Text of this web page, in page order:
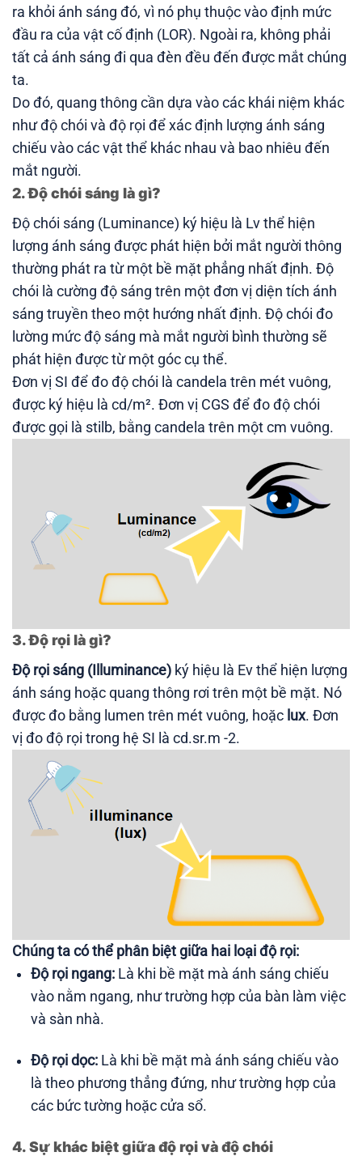
ra khỏi ánh sáng đó, vì nó phụ thuộc vào định mức
đầu ra của vật cố định (LOR). Ngoài ra, không phải
tất cả ánh sáng đi qua đèn đều đến được mắt chúng
ta.
Do đó, quang thông cần dựa vào các khái niệm khác
như độ chói và độ rọi để xác định lượng ánh sáng
chiếu vào các vật thể khác nhau và bao nhiêu đến
mắt người.
2. Độ chói sáng là gì?
Độ chói sáng (Luminance) ký hiệu là Lv thể hiện
lượng ánh sáng được phát hiện bởi mắt người thông
thường phát ra từ một bề mặt phẳng nhất định. Độ
chói là cường độ sáng trên một đơn vị diện tích ánh
sáng truyền theo một hướng nhất định. Độ chói đo
lường mức độ sáng mà mắt người bình thường sẽ
phát hiện được từ một góc cụ thể.
Đơn vị SI để đo độ chói là candela trên mét vuông,
được ký hiệu là cd/m². Đơn vị CGS để đo độ chói
được gọi là stilb, bằng candela trên một cm vuông.
3. Độ rọi là gì?
Độ rọi sáng (Illuminance) ký hiệu là Ev thể hiện lượng
ánh sáng hoặc quang thông rơi trên một bề mặt. Nó
được đo bằng lumen trên mét vuông, hoặc lux. Đơn
vị đo độ rọi trong hệ SI là cd.sr.m -2.
Chúng ta có thể phân biệt giữa hai loại độ rọi:
Độ rọi ngang: Là khi bề mặt mà ánh sáng chiếu
vào nằm ngang, như trường hợp của bàn làm việc
và sàn nhà.
Độ rọi dọc: Là khi bề mặt mà ánh sáng chiếu vào
là theo phương thẳng đứng, như trường hợp của
các bức tường hoặc cửa sổ.
4. Sự khác biệt giữa độ rọi và độ chói